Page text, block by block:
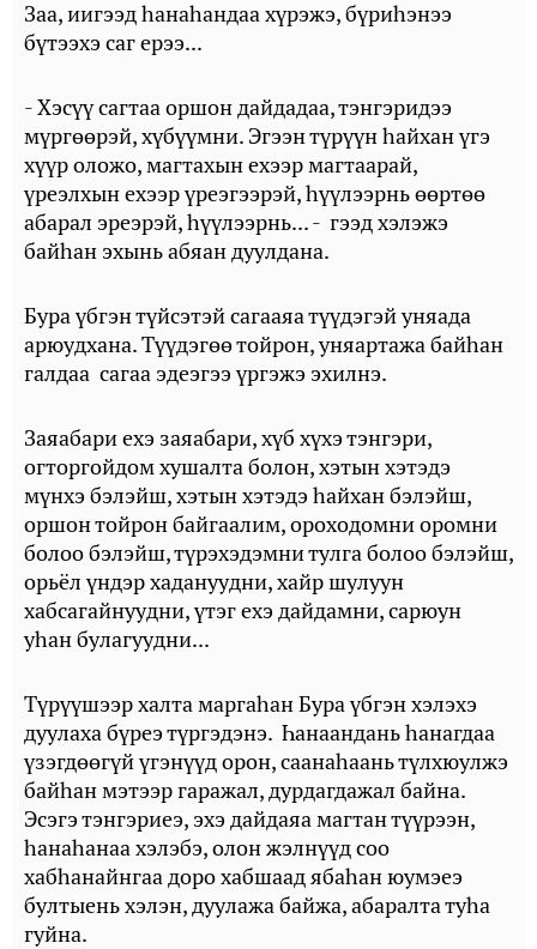
Заа, иигээд һанаһандаа хүрэжэ, бүриһэнээ
бүтээхэ саг ерээ...
- Хэсүү сагтаа оршон дайдадаа, тэнгэридээ
мүргөөрэй, хүбүүмни. Эгээн түрүүн һайхан үгэ
хүүр оложо, магтахын ехээр магтаарай,
үреэлхын ехээр үреэгээрэй, һүүлээрнь өөртөө
абарал эреэрэй, һүүлээрнь... - гээд хэлэжэ
байһан эхынь абяан дуулдана.
Бура үбгэн түйсэтэй сагааяа түүдэгэй уняада
арюудхана. Түүдэгөө тойрон, уняартажа байһан
галдаа сагаа эдеэгээ үргэжэ эхилнэ.
Заяабари ехэ заяабари, хүб хүхэ тэнгэри,
огторгойдом хушалта болон, хэтын хэтэдэ
мүнхэ бэлэйш, хэтын хэтэдэ һайхан бэлэйш,
оршон тойрон байгаалим, ороходомни оромни
болоо бэлэйш, түрэхэдэмни тулга болоо бэлэйш,
орьёл үндэр хадануудни, хайр шулуун
хабсагайнуудни, үтэг ехэ дайдамни, сарюун
уһан булагуудни...
Түрүүшээр халта маргаһан Бура үбгэн хэлэхэ
дуулаха бүреэ түргэдэнэ. Һанаандань һанагдаа
үзэгдөөгүй үгэнүүд орон, саанаһаань түлхюулжэ
байһан мэтээр гаражал, дурдагдажал байна.
Эсэгэ тэнгэриеэ, эхэ дайдаяа магтан түүрээн,
һанаһанаа хэлэбэ, олон жэлнүүд соо
хабһанайнгаа доро хабшаад ябаһан юумэеэ
бултыень хэлэн, дуулажа байжа, абаралта туһа
гуйна.